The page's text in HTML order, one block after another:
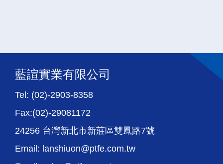
藍諠實業有限公司
Tel: (02)-2903-8358
Fax:(02)-29081172
24256 台灣新北市新莊區雙鳳路7號
Email: lanshiuon@ptfe.com.tw